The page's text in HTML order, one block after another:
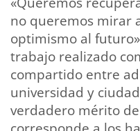
no queremos mirar
optimismo al
trabajo realizado
compartido entre
universidad y
verdadero mérito